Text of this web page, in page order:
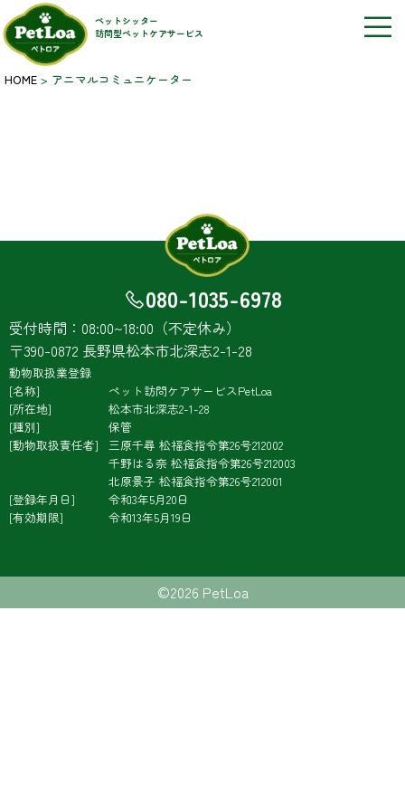
ペットシッター
訪問型ペットケアサービス
HOME > アニマルコミュニケーター
080-1035-6978
受付時間：08:00~18:00（不定休み）
〒390-0872 長野県松本市北深志2-1-28
動物取扱業登録
名称
ペット訪問ケアサービスPetLoa
所在地
松本市北深志2-1-28
種別
保管
動物取扱責任者
三原千尋 松福食指令第26号212002
千野はる奈 松福食指令第26号212003
北原景子 松福食指令第26号212001
登録年月日
令和3年5月20日
有効期限
令和13年5月19日
©2026 PetLoa